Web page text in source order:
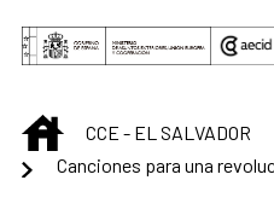
Saltar al contenido principal
INICIOCCE - EL SALVADOR